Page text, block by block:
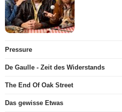
Pressure
De Gaulle - Zeit des Widerstands
The End Of Oak Street
Das gewisse Etwas